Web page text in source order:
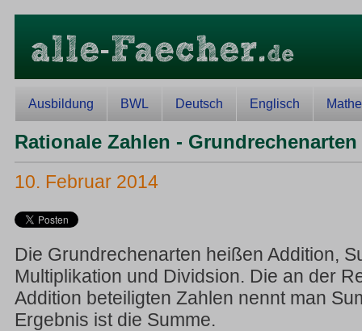
Ausbildung BWL Deutsch Englisch Mathe
Rationale Zahlen - Grundrechenarten
10. Februar 2014
Die Grundrechenarten heißen Addition,
Multiplikation und Dividsion. Die an der
Addition beteiligten Zahlen nennt man
Ergebnis ist die Summe.